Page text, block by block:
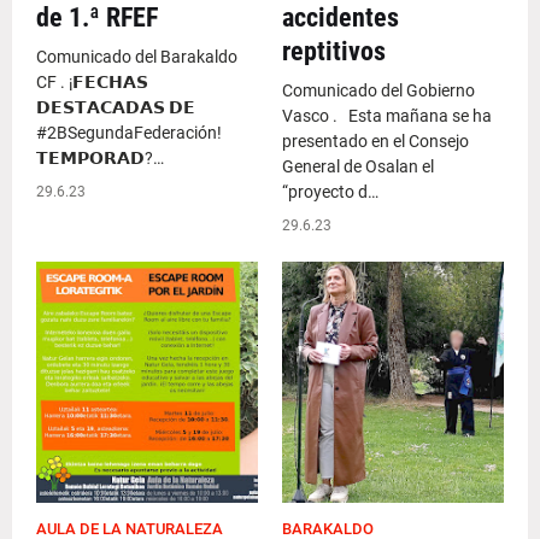
de 1.ª RFEF
Comunicado del Barakaldo
CF . ¡𝗙𝗘𝗖𝗛𝗔𝗦
𝗗𝗘𝗦𝗧𝗔𝗖𝗔𝗗𝗔𝗦 𝗗𝗘
#2BSegundaFederación!
𝗧𝗘𝗠𝗣𝗢𝗥𝗔𝗗?…
29.6.23
accidentes
reptitivos
Comunicado del Gobierno
Vasco . Esta mañana se ha
presentado en el Consejo
General de Osalan el
“proyecto d…
29.6.23
AULA DE LA NATURALEZA BARAKALDO